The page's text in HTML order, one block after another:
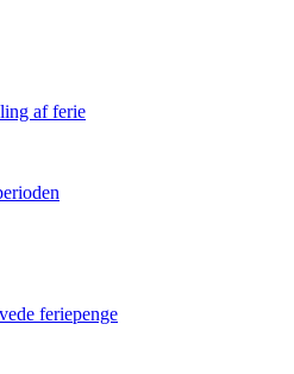
af ferie
feriepenge